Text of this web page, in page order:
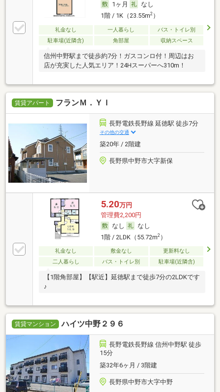
1ヶ月
なし
1階 / 1K（23.55m2）
礼金なし 一人暮らし
バス・トイレ別
駐車場(近隣含)
角部屋 収納スペース
信州中野駅まで徒歩約7分！ガスコンロ付！周辺はお
店が充実した人気エリア！24Hスーパーへ310m！
賃貸アパート フランＭ．ＹＩ
長野電鉄長野線 延徳駅 徒歩7分
その他の交通
築20年 / 2階建
長野県中野市大字新保
5.20万円
管理費2,200円
なし
なし
1階 / 2LDK（55.72m2）
礼金なし 敷金なし
更新料なし
二人暮らし
バス・トイレ別 駐車場(近隣含)
【1階角部屋】【駅近】延徳駅まで徒歩7分の2LDKです
♪
賃貸マンション ハイツ中野２９６
長野電鉄長野線 信州中野駅 徒歩
15分
築32年6ヶ月 / 3階建
長野県中野市大字中野